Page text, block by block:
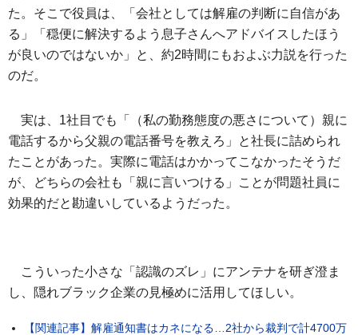
た。そこで役員は、「会社としては解雇の判断に自信があ
る」「穏便に解決するよう息子さんへアドバイスしたほう
が良いのではないか」と、約2時間にもおよぶ力説を行った
のだ。
実は、1社目でも「（私の勤務態度の悪さについて）親に
電話するから父親の電話番号を教えろ」と社長に詰められ
たことがあった。実際に電話はかかってこなかったそうだ
が、どちらの会社も「親に言いつける」ことが問題社員に
効果的だと勘違いしているようだった。
こういった小さな「認識のズレ」にアンテナを研ぎ澄ま
し、隠れブラック企業の見極めに活用してほしい。
【関連記事】解雇通知書はカネになる…2社から裁判で計4700万